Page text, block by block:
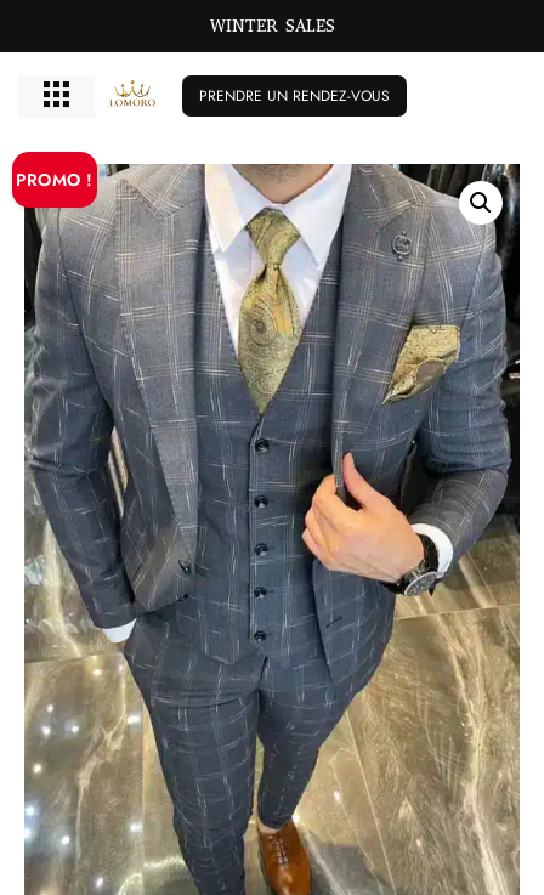
WINTER SALES
PRENDRE UN RENDEZ-VOUS
PROMO !